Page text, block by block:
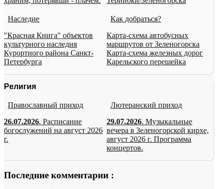
Наследие
"Красная Книга" объектов
культурного наследия
Курортного района Санкт-
Петербурга
Как добраться?
Карта-схема автобусных
маршрутов от Зеленогорска
Карта-схема железных дорог
Карельского перешейка
Религия
Православный приход
26.07.2026. Расписание
богослужений на август 2026
г.
Лютеранский приход
29.07.2026. Музыкальные
вечера в Зеленогорской кирхе,
август 2026 г. Программа
концертов.
Последние комментарии :